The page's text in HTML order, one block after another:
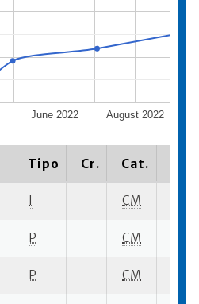
June 2022 August 2022
Tipo Cr. Cat.
I CM
P CM
P CM